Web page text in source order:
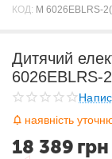
КОД: M 6026EBLRS-
Дитячий
6026EBLRS-
наявність
18 389 грн